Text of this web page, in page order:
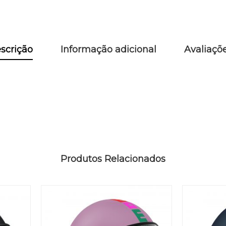
Informação adicional
Produtos Relacionados